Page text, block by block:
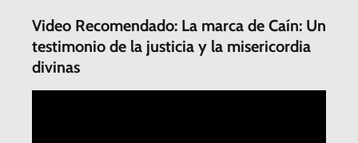
Video Recomendado: La marca de Caín: Un
testimonio de la justicia y la misericordia
divinas